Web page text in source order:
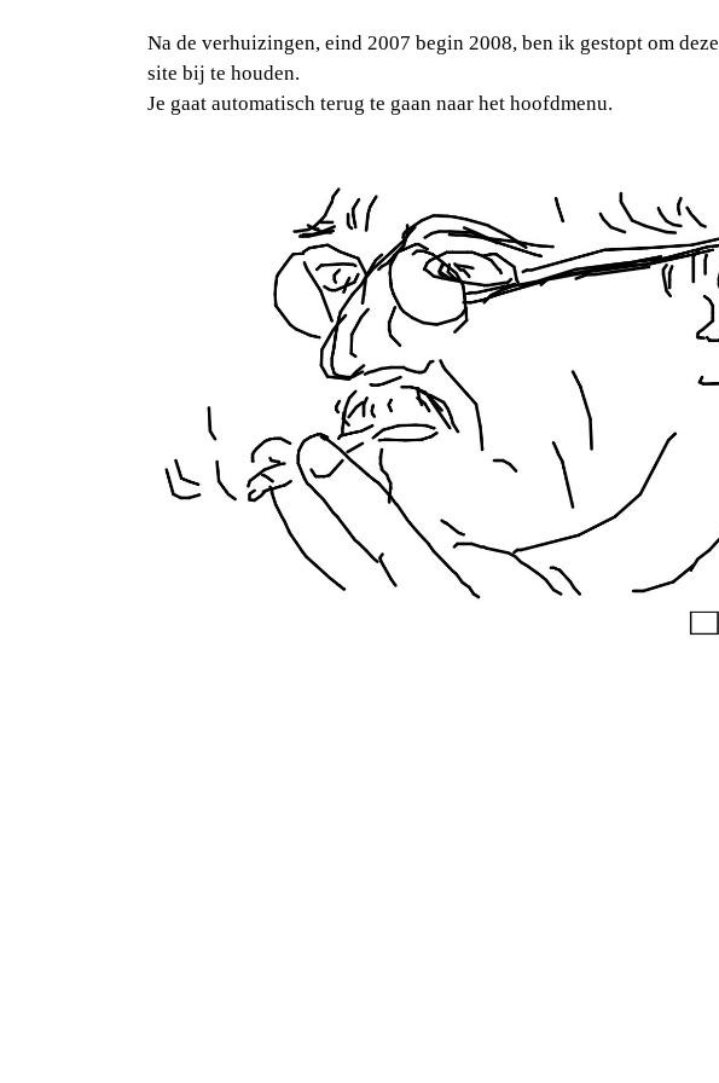
Na de verhuizingen, eind 2007 begin 2008, ben ik gestopt om deze
site bij te houden.
Je gaat automatisch terug te gaan naar het hoofdmenu.